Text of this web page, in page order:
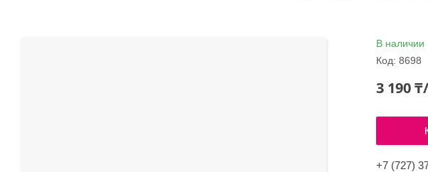
В наличии
Код:8698
3 190
+7 (727)